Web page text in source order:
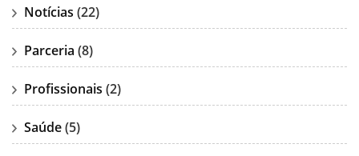
Notícias (22)
Parceria (8)
Profissionais (2)
Saúde(5)